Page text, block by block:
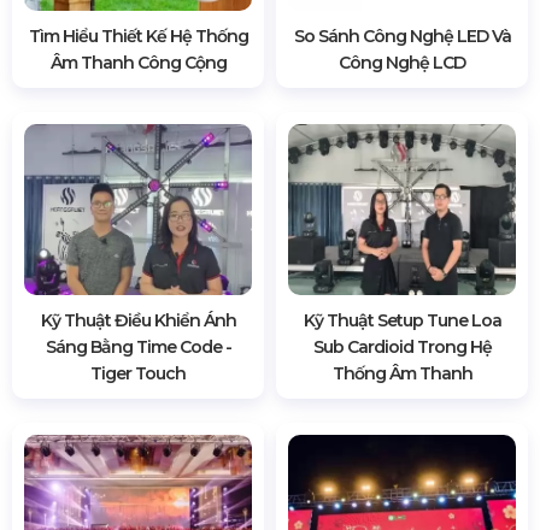
Tìm Hiểu Thiết Kế Hệ Thống
Âm Thanh Công Cộng
So Sánh Công Nghệ LED Và
Công Nghệ LCD
Kỹ Thuật Điều Khiển Ánh
Sáng Bằng Time Code -
Tiger Touch
Kỹ Thuật Setup Tune Loa
Sub Cardioid Trong Hệ
Thống Âm Thanh